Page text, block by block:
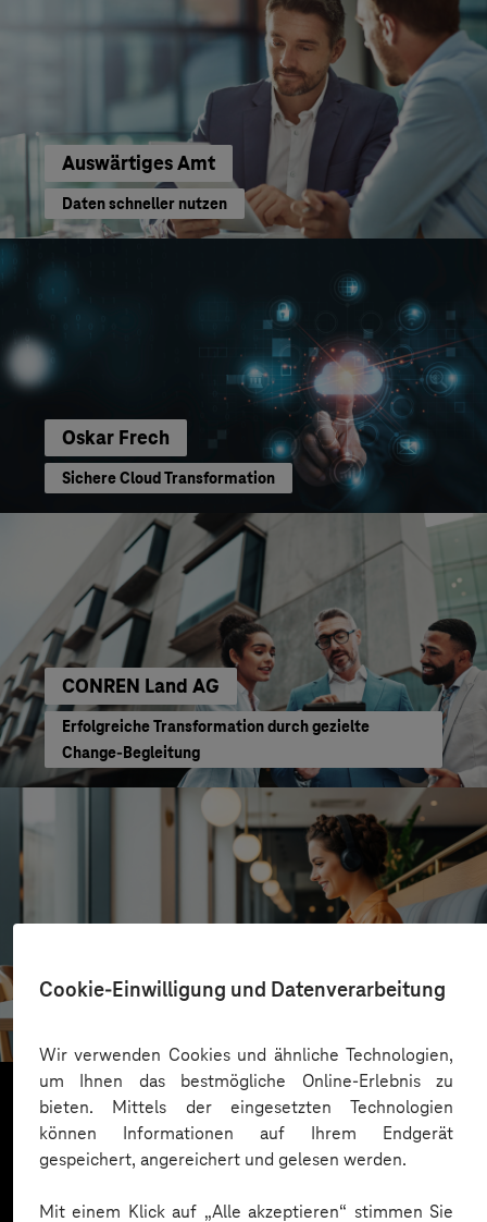
Cookie-Einwilligung und Datenverarbeitung
Wir verwenden Cookies und ähnliche Technologien,
um Ihnen das bestmögliche Online-Erlebnis zu
bieten. Mittels der eingesetzten Technologien
können Informationen auf Ihrem Endgerät
gespeichert, angereichert und gelesen werden.
Mit einem Klick auf „Alle akzeptieren“ stimmen Sie
Auswärtiges Amt
Daten schneller nutzen
Oskar Frech
Sichere Cloud Transformation
CONREN Land AG
Erfolgreiche Transformation durch gezielte
Change-Begleitung
Skalierbare Vertriebsplattform mit KI und Low-
Mehr laden